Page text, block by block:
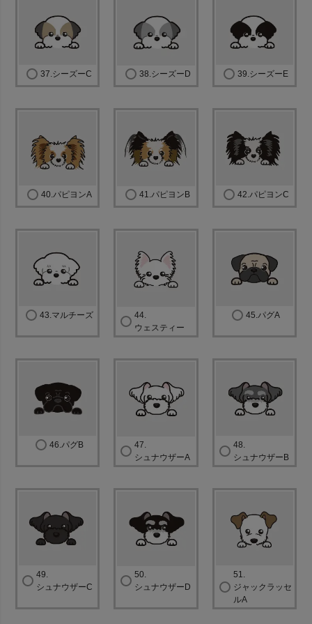
37.シーズーC 38.シーズーD 39.シーズーE
40.パピヨンA 41.パピヨンB 42.パピヨンC
43.マルチーズ
44.
ウェスティー
45.パグA
46.パグB
47.
シュナウザーA
48.
シュナウザーB
49.
シュナウザーC
50.
シュナウザーD
51.
ジャックラッセ
ルA